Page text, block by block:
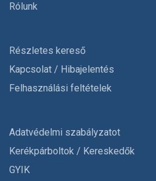
Rólunk
Részletes kereső
Kapcsolat / Hibajelentés
Felhasználási feltételek
Adatvédelmi szabályzatot
Kerékpárboltok / Kereskedők
GYIK